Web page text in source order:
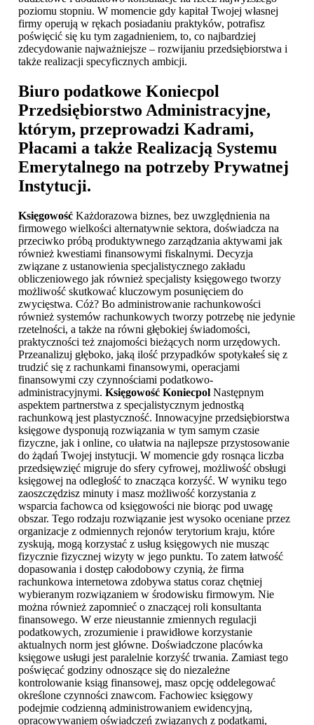
poziomu stopniu. W momencie gdy kapitał Twojej własnej
firmy operują w rękach posiadaniu praktyków, potrafisz
poświęcić się ku tym zagadnieniem, to, co najbardziej
zdecydowanie najważniejsze – rozwijaniu przedsiębiorstwa i
także realizacji specyficznych ambicji.
Biuro podatkowe Koniecpol
Przedsiębiorstwo Administracyjne,
którym, przeprowadzi Kadrami,
Płacami a także Realizacją Systemu
Emerytalnego na potrzeby Prywatnej
Instytucji.
Księgowość Każdorazowa biznes, bez uwzględnienia na
firmowego wielkości alternatywnie sektora, doświadcza na
przeciwko próbą produktywnego zarządzania aktywami jak
również kwestiami finansowymi fiskalnymi. Decyzja
związane z ustanowienia specjalistycznego zakładu
obliczeniowego jak również specjalisty księgowego tworzy
możliwość skutkować kluczowym posunięciem do
zwycięstwa. Cóż? Bo administrowanie rachunkowości
również systemów rachunkowych tworzy potrzebę nie jedynie
rzetelności, a także na równi głębokiej świadomości,
praktyczności też znajomości bieżących norm urzędowych.
Przeanalizuj głęboko, jaką ilość przypadków spotykałeś się z
trudzić się z rachunkami finansowymi, operacjami
finansowymi czy czynnościami podatkowo-
administracyjnymi. Księgowość Koniecpol Następnym
aspektem partnerstwa z specjalistycznym jednostką
rachunkową jest plastyczność. Innowacyjne przedsiębiorstwa
księgowe dysponują rozwiązania w tym samym czasie
fizyczne, jak i online, co ułatwia na najlepsze przystosowanie
do żądań Twojej instytucji. W momencie gdy rosnąca liczba
przedsięwzięć migruje do sfery cyfrowej, możliwość obsługi
księgowej na odległość to znacząca korzyść. W wyniku tego
zaoszczędzisz minuty i masz możliwość korzystania z
wsparcia fachowca od księgowości nie biorąc pod uwagę
obszar. Tego rodzaju rozwiązanie jest wysoko oceniane przez
organizacje z odmiennych rejonów terytorium kraju, które
zyskują, mogą korzystać z usług księgowych nie musząc
fizycznie fizycznej wizyty w jego punktu. To zatem łatwość
dopasowania i dostęp całodobowy czynią, że firma
rachunkowa internetowa zdobywa status coraz chętniej
wybieranym rozwiązaniem w środowisku firmowym. Nie
można również zapomnieć o znaczącej roli konsultanta
finansowego. W erze nieustannie zmiennych regulacji
podatkowych, zrozumienie i prawidłowe korzystanie
aktualnych norm jest główne. Doświadczone placówka
księgowe usługi jest paralelnie korzyść trwania. Zamiast tego
poświęcać godziny odnoszące się do niezależne
kontrolowanie ksiąg finansowej, masz opcję oddelegować
określone czynności znawcom. Fachowiec księgowy
podejmie codzienną administrowaniem ewidencyjną,
opracowywaniem oświadczeń związanych z podatkami,